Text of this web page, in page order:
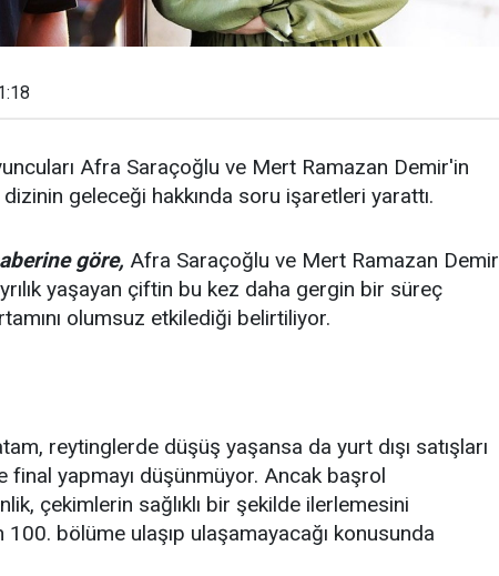
Afra Saraçoğlu ve Mert Ramazan Demir'in
geleceği hakkında soru işaretleri yarattı.
göre, Afra Saraçoğlu ve Mert Ramazan Demir
yaşayan çiftin bu kez daha gergin bir süreç
olumsuz etkilediği belirtiliyor.
reytinglerde düşüş yaşansa da yurt dışı satışları
final yapmayı düşünmüyor. Ancak başrol
çekimlerin sağlıklı bir şekilde ilerlemesini
100. bölüme ulaşıp ulaşamayacağı konusunda